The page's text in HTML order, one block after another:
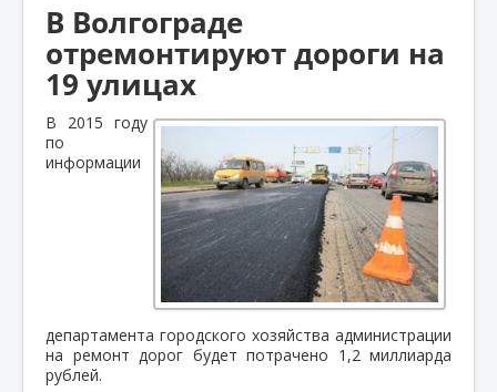
В Волгограде
отремонтируют дороги на
19 улицах
В 2015 году
по
информации
департамента городского хозяйства администрации
на ремонт дорог будет потрачено 1,2 миллиарда
рублей.